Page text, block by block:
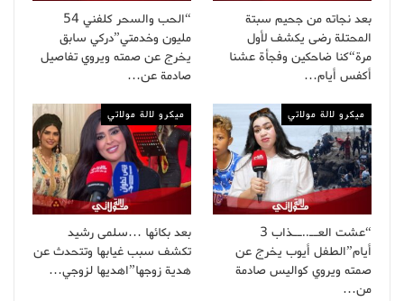
بعد نجاته من جحيم سبتة
المحتلة رضى يكشف لأول
مرة“كنا ضاحكين وفجأة عشنا
أكفس أيام…
“الحب والسحر كلفني 54
مليون وخدمتي”دركي سابق
يخرج عن صمته ويروي تفاصيل
صادمة عن…
ميكرو لالة مولاتي
“عشت العــ..ــذاب 3
أيام”الطفل أيوب يخرج عن
صمته ويروي كواليس صادمة
من…
ميكرو لالة مولاتي
بعد بكائها …سلمى رشيد
تكشف سبب غيابها وتتحدث عن
هدية زوجها”اهديها لزوجي…